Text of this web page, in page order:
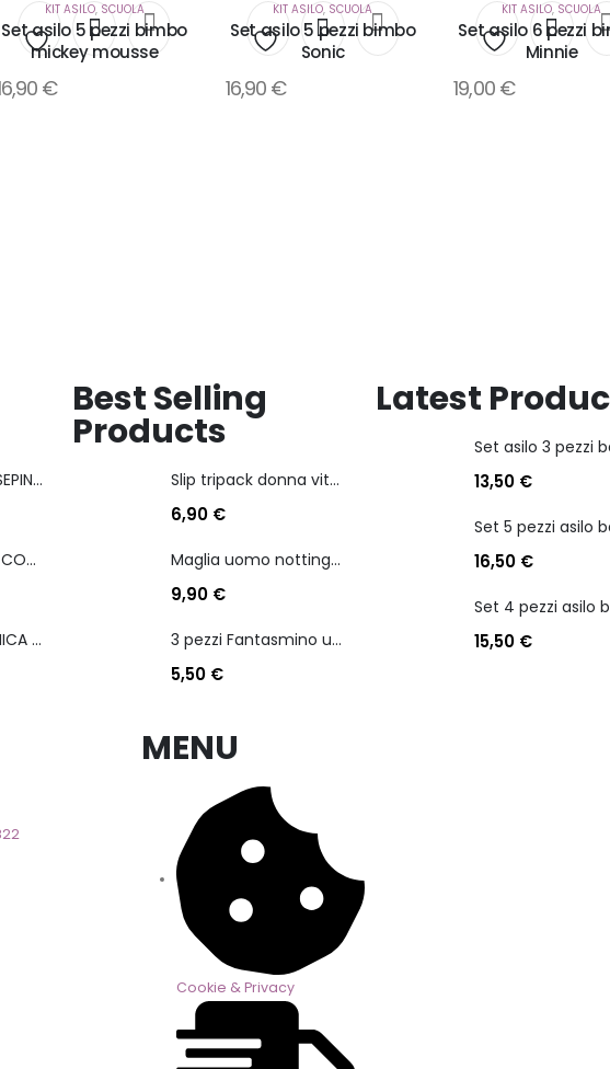
Aggiungi
KIT ASILO, SCUOLA
Set asilo 5 pezzi bimbo
mickey mousse
€
Aggiungi
KIT ASILO, SCUOLA
Set asilo 5 pezzi bimbo
Sonic
16,90 €
Aggiungi
KIT ASILO, SCUOLA
Set asilo 6 pezzi
Minnie
19,00 €
ABITO DONNA JOSEPINA MIS M/L
ABITO IN VELLUTO CON COULISSE LATERALE
ABITO KYLIE TG UNICA COL A SCELTA
Best Selling
Products
Slip tripack donna vita bassa cotonella art 3165 in cotone elasticizzato
6,90 €
Maglia uomo nottingham in caldo cotone scollo a v manica lunga
9,90 €
3 pezzi Fantasmino unisex diadora in cotone mercerizzato tg dalla 35 alla 46
5,50 €
Latest
13,50 €
16,50 €
15,50 €
MENU
Cookie & Privacy